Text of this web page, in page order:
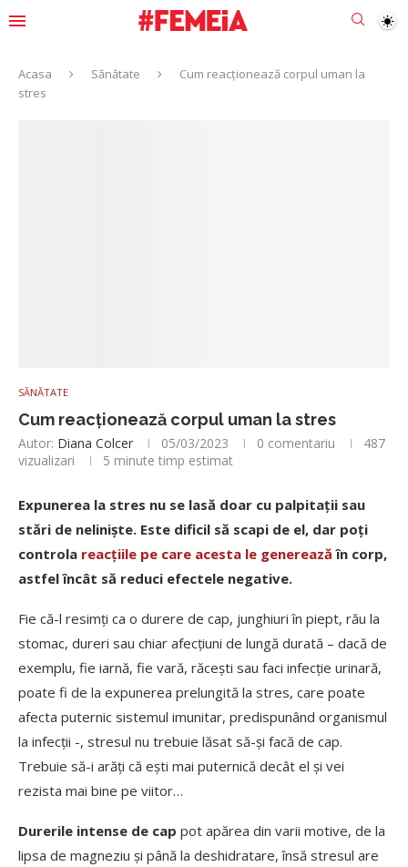
Acasa Sănătate
Cum reacționează corpul uman la
stres
SĂNĂTATE
Cum reacționează corpul uman la stres
Autor: Diana Colcer 05/03/2023 0 comentariu
487
vizualizari
5 minute timp estimat
Expunerea la stres nu se lasă doar cu palpitații sau
stări de neliniște. Este dificil să scapi de el, dar poți
controla reacțiile pe care acesta le generează în corp,
astfel încât să reduci efectele negative.
Fie că-l resimți ca o durere de cap, junghiuri în piept, rău la
stomac, dureri sau chiar afecțiuni de lungă durată – dacă de
exemplu, fie iarnă, fie vară, răcești sau faci infecție urinară,
poate fi de la expunerea prelungită la stres, care poate
afecta puternic sistemul imunitar, predispunând organismul
la infecții -, stresul nu trebuie lăsat să-și facă de cap.
Trebuie să-i arăți că ești mai puternică decât el și vei
rezista mai bine pe viitor…
Durerile intense de cap pot apărea din varii motive, de la
lipsa de magneziu și până la deshidratare, însă stresul are